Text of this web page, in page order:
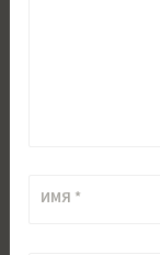
ИМЯ *